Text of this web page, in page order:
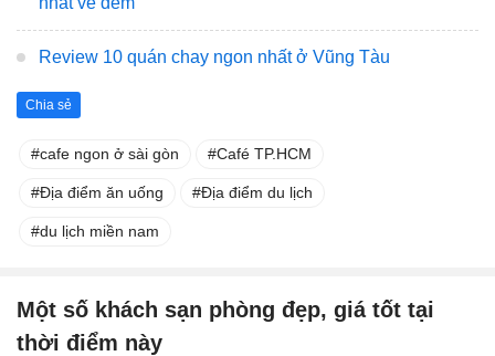
Review 10 quán chay ngon nhất ở Vũng Tàu
Chia sẻ
cafe ngon ở sài gòn Café TP.HCM
Địa điểm ăn uống Địa điểm du lịch
du lịch miền nam
Một số khách sạn phòng đẹp, giá tốt tại
thời điểm này